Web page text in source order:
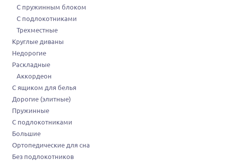
С пружинным блоком
С подлокотниками
Трехместные
Круглые диваны
Недорогие
Раскладные
Аккордеон
С ящиком для белья
Дорогие (элитные)
Пружинные
С подлокотниками
Большие
Ортопедические для сна
Без подлокотников